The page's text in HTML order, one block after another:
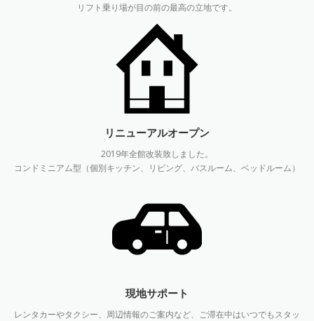
リフト乗り場が目の前の最高の立地です。
リニューアルオープン
2019年全館改装致しました。
コンドミニアム型（個別キッチン、リビング、バスルーム、ベッドルーム）
現地サポート
レンタカーやタクシー、周辺情報のご案内など、ご滞在中はいつでもスタッ